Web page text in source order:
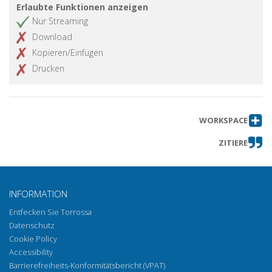
Erlaubte Funktionen anzeigen
Nur Streaming
Download
Kopieren/Einfügen
Drucken
WORKSPACE
ZITIERE
INFORMATION
Entfecken Sie Torrossa
Datenschutz
Cookie Policy
Accessibility
Barrierefreiheits-Konformitätsbericht (VPAT)